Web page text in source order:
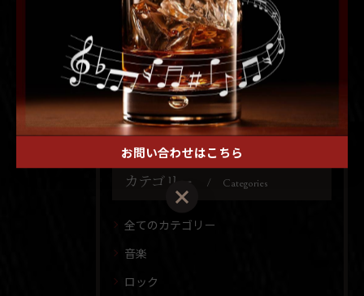
< 前のページ 一覧に戻る
カテゴリー Categories
全てのカテゴリー
音楽
ロック
お問い合わせはこちら